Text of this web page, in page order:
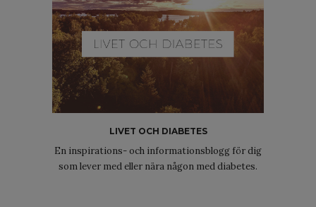
LIVET OCH DIABETES
En inspirations- och informationsblogg för dig
som lever med eller nära någon med diabetes.